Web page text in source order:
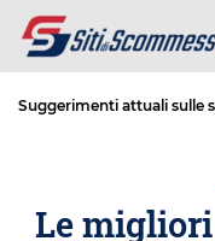
Suggerimenti attuali sulle
Le